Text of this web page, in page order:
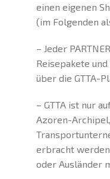
einen eigenen
(im Folgenden
– Jeder
Reisepakete
über die GTTA-
– GTTA ist nur
Azoren-
erbracht
oder Ausländer